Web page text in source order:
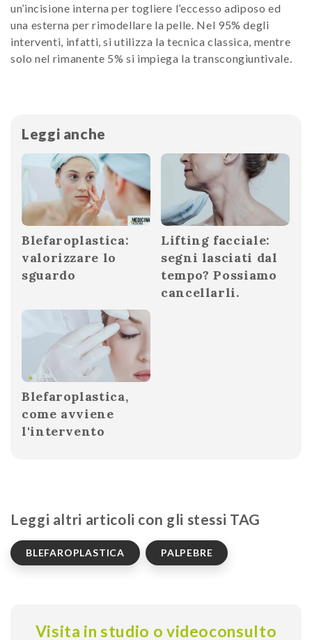
un’incisione interna per togliere l’eccesso adiposo ed
una esterna per rimodellare la pelle. Nel 95% degli
interventi, infatti, si utilizza la tecnica classica, mentre
solo nel rimanente 5% si impiega la transcongiuntivale.
Leggi anche
Blefaroplastica:
valorizzare lo
sguardo
Lifting facciale:
segni lasciati dal
tempo? Possiamo
cancellarli.
Blefaroplastica,
come avviene
l'intervento
Leggi altri articoli con gli stessi TAG
BLEFAROPLASTICA PALPEBRE
Visita in studio o videoconsulto